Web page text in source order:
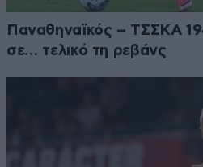
Παναθηναϊκός – ΤΣΣΚΑ
σε… τελικό τη ρεβάνς